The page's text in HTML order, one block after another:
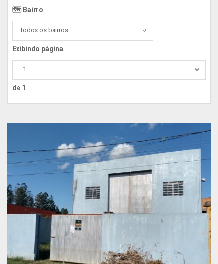
🗺️ Bairro️
Todos os bairros
Exibindo página
1
de 1